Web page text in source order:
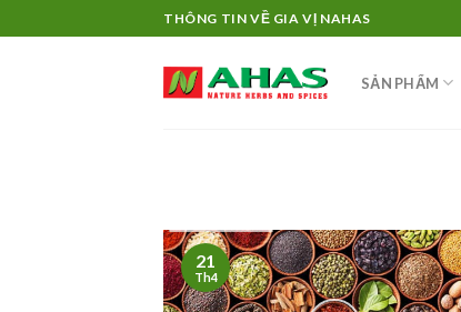
to
THÔNG TIN VỀ GIA VỊ NAHAS
SẢN PHẨM
21
Th4